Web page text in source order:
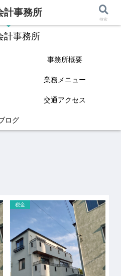
続に強い姫路の税理士
計事務所
事務所概要
業務メニュー
交通アクセス
ログ
税金
計事務所
検索